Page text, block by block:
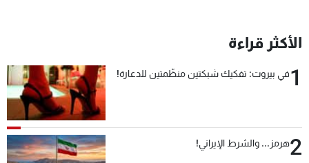
الأكثر قراءة
1في بيروت: تفكيك شبكتين منظّمتين للدعارة!
2هرمز... والشرط الإيراني!
الترددات
وظائف
شروط الإسـتخدام
سياسة الخصوصية